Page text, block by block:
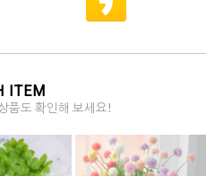
ITEM
품도 확인해 보세요!